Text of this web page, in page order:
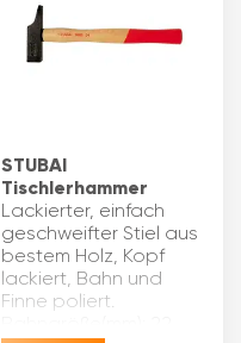
STUBAI
Tischlerhammer
Lackierter, einfach
geschweifter Stiel aus
bestem Holz, Kopf
lackiert, Bahn und
Finne poliert.